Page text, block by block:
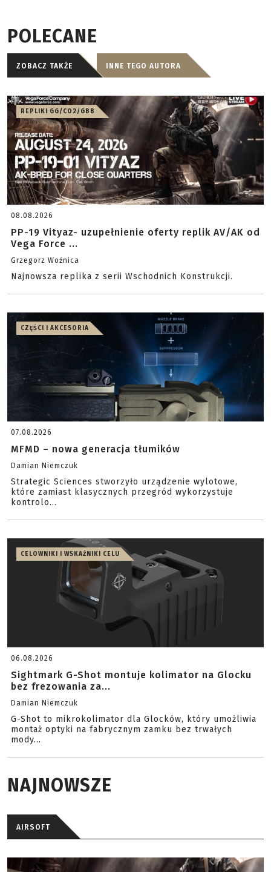
POLECANE
ZOBACZ TAKŻE INNE TEGO AUTORA
REPLIKI GG/CO2/GBB
08.08.2026
PP-19 Vityaz- uzupełnienie oferty replik AV/AK od
Vega Force ...
Grzegorz Woźnica
Najnowsza replika z serii Wschodnich Konstrukcji.
CZĘŚCI I AKCESORIA
07.08.2026
MFMD – nowa generacja tłumików
Damian Niemczuk
Strategic Sciences stworzyło urządzenie wylotowe,
które zamiast klasycznych przegród wykorzystuje
kontrolo...
CELOWNIKI I WSKAŹNIKI CELU
06.08.2026
Sightmark G-Shot montuje kolimator na Glocku
bez frezowania za...
Damian Niemczuk
G-Shot to mikrokolimator dla Glocków, który umożliwia
montaż optyki na fabrycznym zamku bez trwałych
mody...
NAJNOWSZE
AIRSOFT